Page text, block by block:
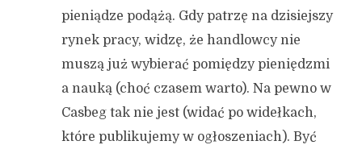
pieniądze podążą. Gdy patrzę na dzisiejszy
rynek pracy, widzę, że handlowcy nie
muszą już wybierać pomiędzy pieniędzmi
a nauką (choć czasem warto). Na pewno w
Casbeg tak nie jest (widać po widełkach,
które publikujemy w ogłoszeniach). Być